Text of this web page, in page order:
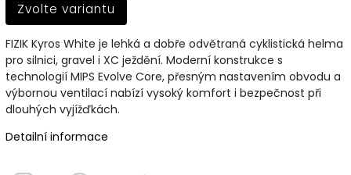
Zvolte variantu
FIZIK Kyros White je lehká a dobře odvětraná cyklistická helma
pro silnici, gravel i XC ježdění. Moderní konstrukce s
technologií MIPS Evolve Core, přesným nastavením obvodu a
výbornou ventilací nabízí vysoký komfort i bezpečnost při
dlouhých vyjížďkách.
Detailní informace